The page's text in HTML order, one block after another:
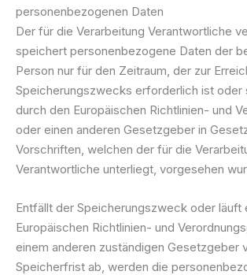
personenbezogenen Daten
Der für die Verarbeitung Verantwortliche
speichert personenbezogene Daten der
Person nur für den Zeitraum, der zur
Speicherungszwecks erforderlich ist oder
durch den Europäischen Richtlinien- und
oder einen anderen Gesetzgeber in
Vorschriften, welchen der für die
Verantwortliche unterliegt, vorgesehen
Entfällt der Speicherungszweck oder läuft
Europäischen Richtlinien- und
einem anderen zuständigen Gesetzgeber
Speicherfrist ab, werden die